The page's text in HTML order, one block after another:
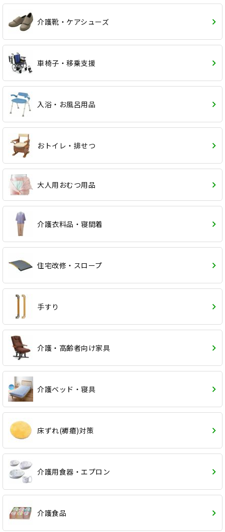
介護靴・ケアシューズ
車椅子・移乗支援
入浴・お風呂用品
おトイレ・排せつ
大人用おむつ用品
介護衣料品・寝間着
住宅改修・スロープ
手すり
介護・高齢者向け家具
介護ベッド・寝具
床ずれ(褥瘡)対策
介護用食器・エプロン
介護食品